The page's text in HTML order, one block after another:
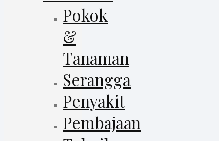
Pokok
&
Tanaman
Serangga
Penyakit
Pembajaan